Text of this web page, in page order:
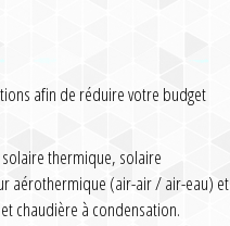
afin de réduire votre budget
thermique, solaire
aérothermique (air-air / air-eau) et
chaudière à condensation.